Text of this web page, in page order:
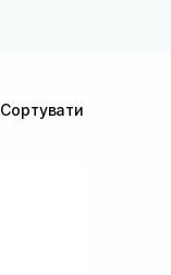
Сортувати